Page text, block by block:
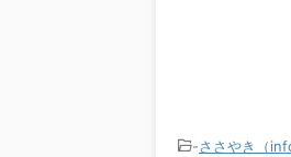
-ささやき（